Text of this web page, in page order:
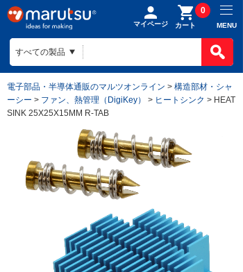
マイページ カート
0
MENU
電子部品・半導体通販のマルツオンライン > 構造部材・シャ
ーシー > ファン、熱管理（DigiKey） > ヒートシンク > HEAT
SINK 25X25X15MM R-TAB